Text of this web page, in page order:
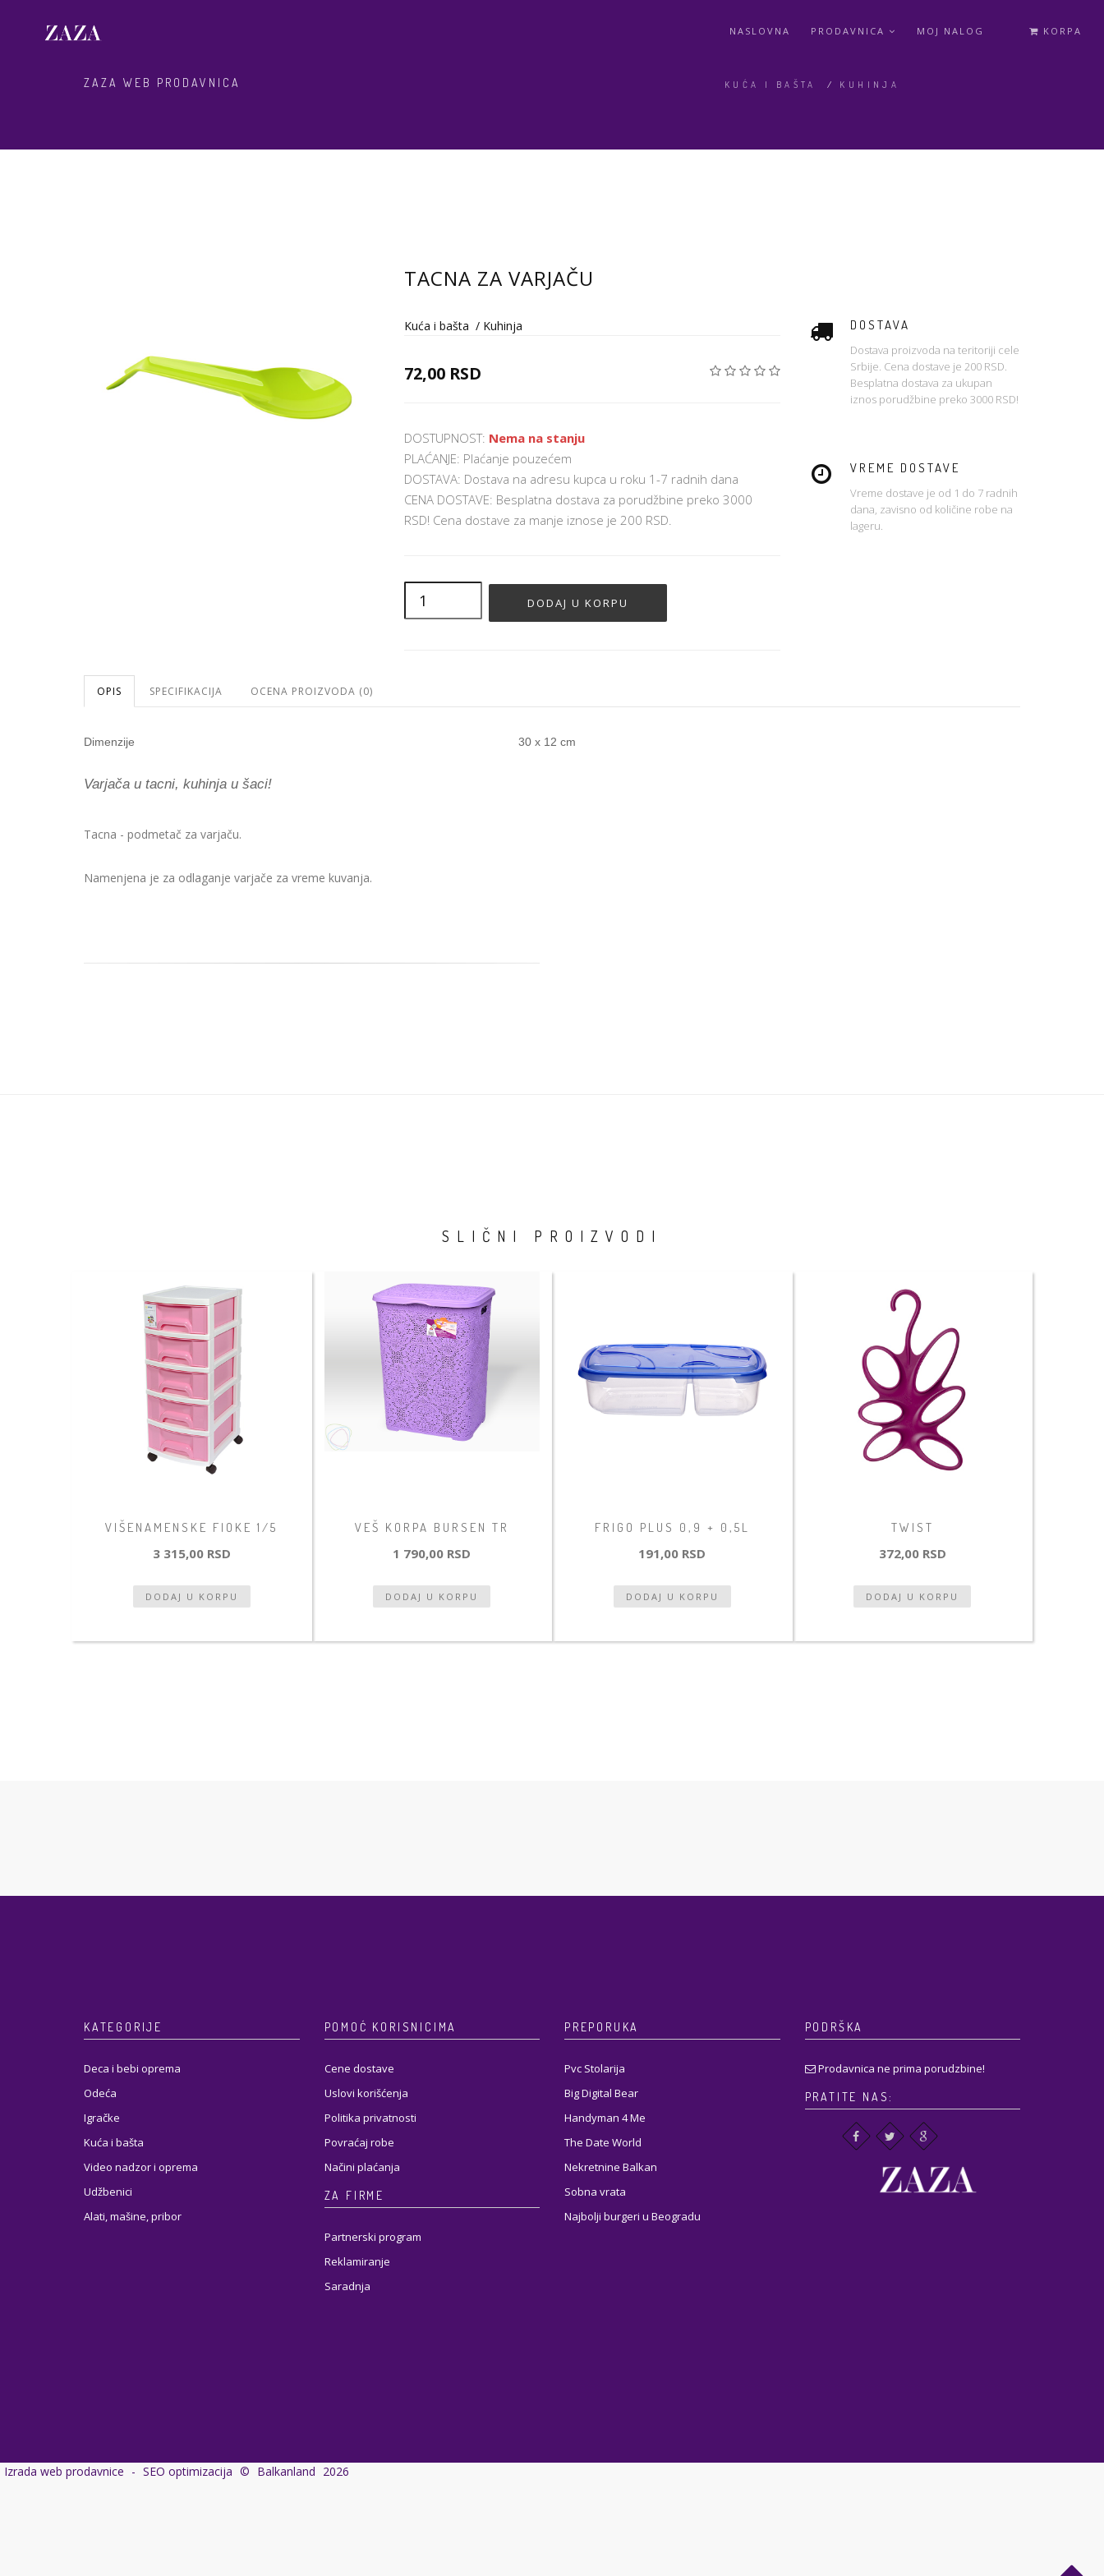
NASLOVNA PRODAVNICA MOJ NALOG KORPA
ZAZA WEB PRODAVNICA KUĆA I BAŠTA / KUHINJA
TACNA ZA VARJAČU
Kuća i bašta / Kuhinja
72,00 RSD
DOSTUPNOST: Nema na stanju
PLAĆANJE: Plaćanje pouzećem
DOSTAVA: Dostava na adresu kupca u roku 1-7 radnih dana
CENA DOSTAVE: Besplatna dostava za porudžbine preko 3000
RSD! Cena dostave za manje iznose je 200 RSD.
DOSTAVA
Dostava proizvoda na teritoriji cele
Srbije. Cena dostave je 200 RSD.
Besplatna dostava za ukupan
iznos porudžbine preko 3000 RSD!
VREME DOSTAVE
Vreme dostave je od 1 do 7 radnih
dana, zavisno od količine robe na
lageru.
OPIS SPECIFIKACIJA OCENA PROIZVODA (0)
Dimenzije 30 x 12 cm
Varjača u tacni, kuhinja u šaci!
Tacna - podmetač za varjaču.
Namenjena je za odlaganje varjače za vreme kuvanja.
SLIČNI PROIZVODI
VIŠENAMENSKE FIOKE 1/5
3 315,00 RSD
VEŠ KORPA BURSEN TR
1 790,00 RSD
FRIGO PLUS 0,9 + 0,5L
191,00 RSD
TWIST
372,00 RSD
KATEGORIJE
Deca i bebi oprema
Odeća
Igračke
Kuća i bašta
Video nadzor i oprema
Udžbenici
Alati, mašine, pribor
POMOĆ KORISNICIMA
Cene dostave
Uslovi korišćenja
Politika privatnosti
Povraćaj robe
Načini plaćanja
ZA FIRME
Partnerski program
Reklamiranje
Saradnja
PREPORUKA
Pvc Stolarija
Big Digital Bear
Handyman 4 Me
The Date World
Nekretnine Balkan
Sobna vrata
Najbolji burgeri u Beogradu
PODRŠKA
Prodavnica ne prima porudzbine!
PRATITE NAS:
Izrada web prodavnice - SEO optimizacija © Balkanland 2026